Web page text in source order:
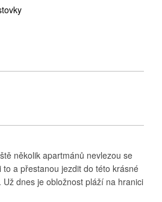
několik apartmánů nevlezou se
a přestanou jezdit do této krásné
Už dnes je obložnost pláží na hranici